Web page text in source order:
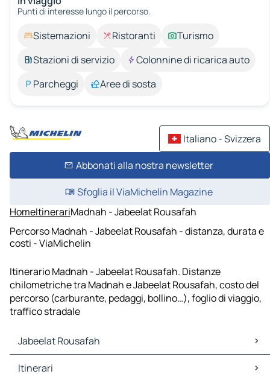
Punti di interesse lungo il percorso.
Sistemazioni Ristoranti
Turismo
Stazioni di servizio
Colonnine di ricarica auto
Parcheggi
Aree di sosta
Italiano - Svizzera
Abbonati alla nostra newsletter
Sfoglia il ViaMichelin Magazine
HomeItinerariMadnah - Jabeelat Rousafah
Percorso Madnah - Jabeelat Rousafah - distanza, durata e
costi - ViaMichelin
Itinerario Madnah - Jabeelat Rousafah. Distanze
chilometriche tra Madnah e Jabeelat Rousafah, costo del
percorso (carburante, pedaggi, bollino…), foglio di viaggio,
traffico stradale
Jabeelat Rousafah
Jabeelat Rousafah Mappe Piantine
Itinerari